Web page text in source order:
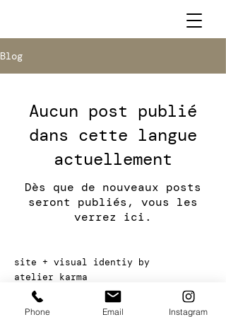
Blog
Aucun post publié
dans cette langue
actuellement
Dès que de nouveaux posts
seront publiés, vous les
verrez ici.
site + visual identiy by
atelier karma
© 2023 Chalet Aida 5.
Phone Email Instagram